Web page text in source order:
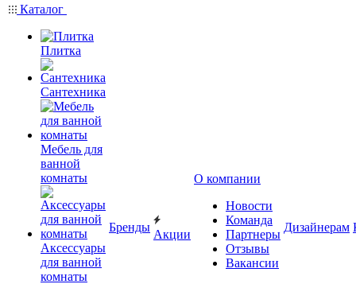
Каталог
Плитка
Сантехника
Мебель для
ванной
комнаты
Аксессуары
для ванной
комнаты
Бренды
Акции
О компании
Новости
Команда
Партнеры
Отзывы
Вакансии
Дизайнерам